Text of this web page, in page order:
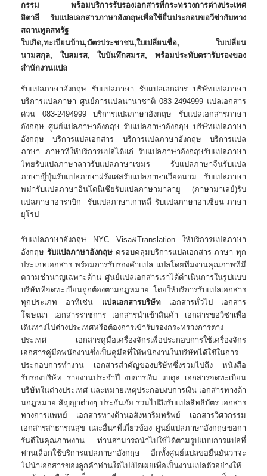
กรรม พร้อมบริการรับรองเอกสารที่กระทรวงการต่างประเทศ
อิตาลี รับแปลเอกสารภาษาอังกฤษเพื่อใช้ยื่นประกอบขอวีซ่ากับทาง
สถานทูตสหรัฐ
ใบเกิด,ทะเบียนบ้าน,บัตรประชาชน,ใบเปลี่ยนชื่อ, ใบเปลี่ยน
นามสกุล, ใบสมรส, ใบบันทึกสมรส,พร้อมประทับตรารับรองของ
สำนักงานแปล
รับแปลภาษาอังกฤษ รับแปลภาษา รับแปลเอกสาร บริษัทแปลภาษา
บริการแปลภาษา ศูนย์การแปลนานาชาติ 083-2494999 แปลเอกสาร
ด่วน 083-2494999 บริการแปลภาษาอังกฤษ รับแปลเอกสารภาษา
อังกฤษ ศูนย์แปลภาษาอังกฤษ รับแปลภาษาอังกฤษ บริษัทแปลภาษา
อังกฤษ บริการแปลเอกสาร บริการแปลภาษาอังกฤษ บริการแปล
ภาษา ภาษาที่ให้บริการแปลได้แก่ รับแปลภาษาอังกฤษรับแปลภาษา
ไทยรับแปลภาษาลาวรับแปลภาษาเขมร รับแปลภาษาจีนรับแปล
ภาษาญี่ปุ่นรับแปลภาษาฝรั่งเศสรับแปลภาษาเวียดนาม รับแปลภาษา
พม่ารับแปลภาษาอินโดนีเซียรับแปลภาษามาลายู (ภาษามาเลย์)รับ
แปลภาษาอาราบิก รับแปลภาษาเกาหลี รับแปลภาษาอาเซียน ภาษา
ยุโรป
​รับแปลภาษาอังกฤษ NYC Visa&Translation ให้บริการแปลภาษา
อังกฤษ รับแปลภาษาอังกฤษครอบคลุมบริการแปลเอกสาร ภาษา ทุก
ประเภทเอกสาร พร้อมการรับรองคำแปล แปลโดยทีมงานคุณภาพที่มี
ความชำนาญเฉพาะด้าน ศูนย์แปลเอกสารเราได้ดำเนินการในรูปแบบ
บริษัทที่จดทะเบียนถูกต้องตามกฏหมาย โดยให้บริการรับแปลเอกสาร
ทุกประเภท อาทิเช่น แปลเอกสารบริษัทเอกสารทั่วไป เอกสาร
โฆษณา เอกสารราชการ เอกสารนำเข้าสินค้า เอกสารขอวีซ่าเพื่อ
เดินทางไปต่างประเทศหรือต้องการเข้ารับรองกระทรวงการต่าง
ประเทศ เอกสารคู่มือเครื่องจักรเพื่อประกอบการใช้เครื่องจักร
เอกสารคู่มือพนักงานซึ่งเป็นคู่มือที่ให้พนักงานในบริษัทได้ใช้ในการ
ประกอบการทำงาน เอกสารสำคัญของบริษัทซึ่งรวมไปถึง หนังสือ
รับรองบริษัท รายงานประจำปี งบการเงิน งบดุล เอกสารจดทะเบียน
บริษัทในต่างประเทศ และหมายเหตุประกอบงบการเงิน เอกสารทางด้า
นกฏหมาย สัญญาต่างๆ ประกันภัย รวมไปถึงรับแปลสิทธิบัตร เอกสาร
ทางการแพทย์ เอกสารทางด้านอสังหาริมทรัพย์ เอกสารวิศวกรรม
เอกสารสาธารณสุข และอื่นๆที่เกี่ยวข้อง ศูนย์แปลภาษาอังกฤษขอกา
รันตีในคุณภาพงาน ท่านสามารถนำไปใช้ได้ตามรูปแบบการแปลที่
ท่านเลือกใช้บริการแปลภาษาอังกฤษ อีกทั้งศูนย์แปลขอยืนยันว่าจะ
ไม่นำเอกสารของลูกค้าท่านใดไปเปิดเผยเพื่อเป็นงานแปลตัวอย่างให้